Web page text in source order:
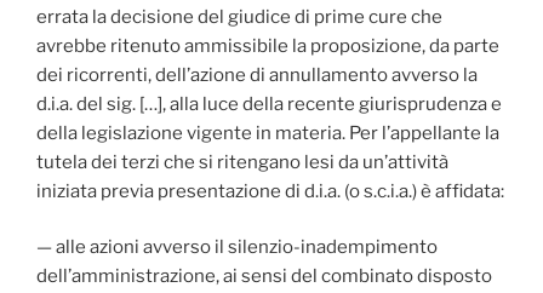
errata la decisione del giudice di prime cure che
avrebbe ritenuto ammissibile la proposizione, da parte
dei ricorrenti, dell’azione di annullamento avverso la
d.i.a. del sig. […], alla luce della recente giurisprudenza e
della legislazione vigente in materia. Per l’appellante la
tutela dei terzi che si ritengano lesi da un’attività
iniziata previa presentazione di d.i.a. (o s.c.i.a.) è affidata:
— alle azioni avverso il silenzio-inadempimento
dell’amministrazione, ai sensi del combinato disposto